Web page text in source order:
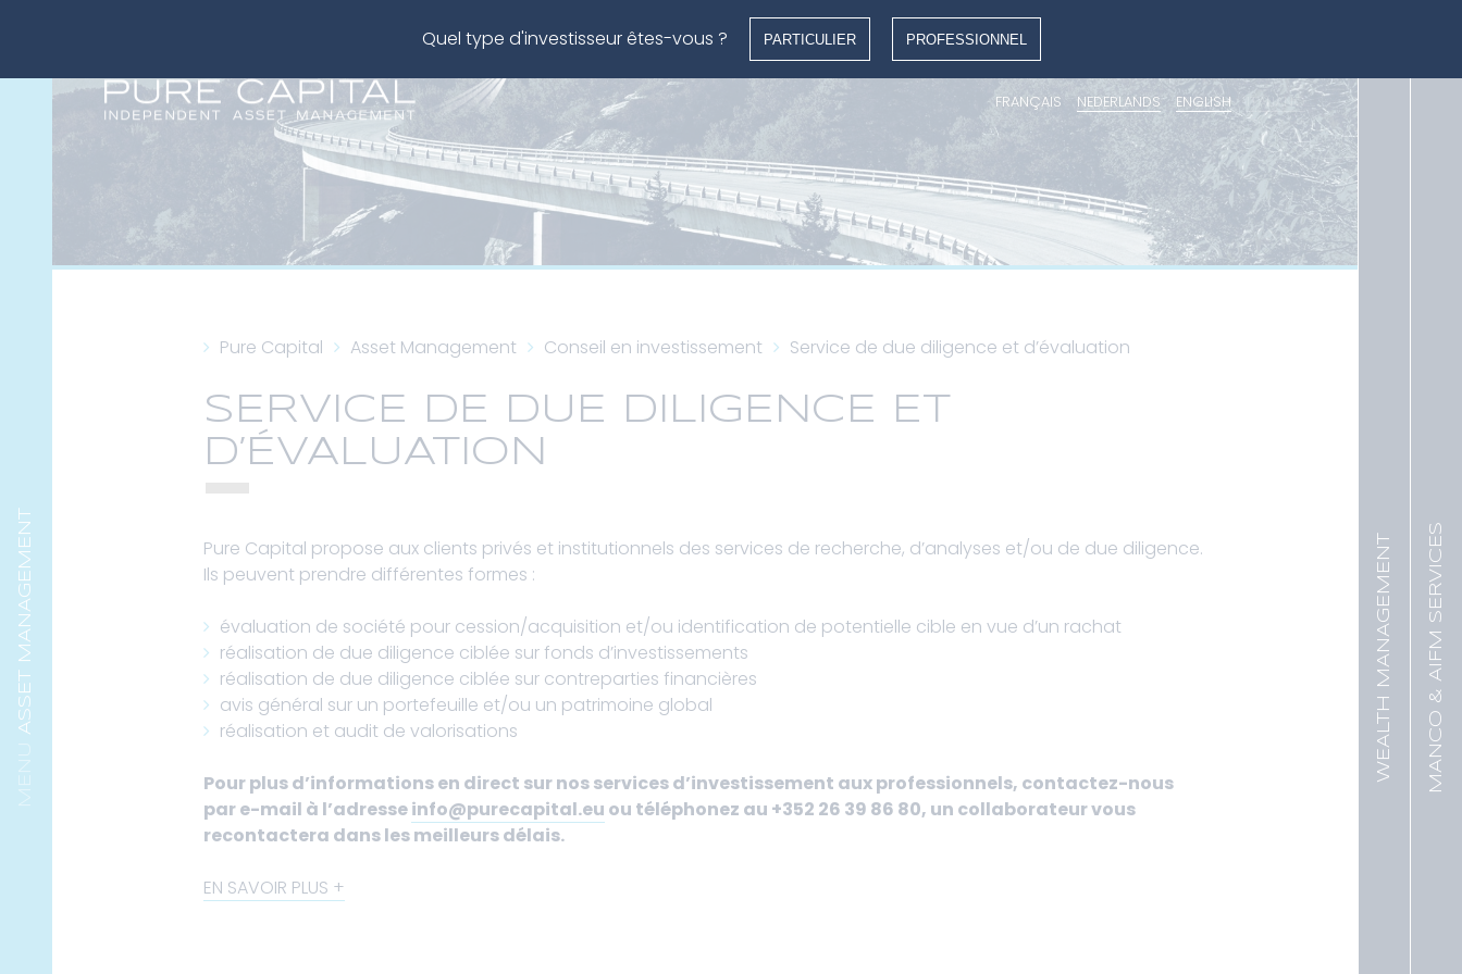
ASSET MANAGEMENT WEALTH MANAGEMENTMANCO & AIFM SERVICES
FRANÇAIS NEDERLANDS ENGLISH ITALIANO
Pure Capital Asset Management Conseil en investissement Service de due diligence et d’évaluation
SERVICE DE DUE DILIGENCE ET
D’ÉVALUATION
Pure Capital propose aux clients privés et institutionnels des services de recherche, d’analyses et/ou de due diligence.
Ils peuvent prendre différentes formes :
évaluation de société pour cession/acquisition et/ou identification de potentielle cible en vue d’un rachat
réalisation de due diligence ciblée sur fonds d’investissements
réalisation de due diligence ciblée sur contreparties financières
avis général sur un portefeuille et/ou un patrimoine global
réalisation et audit de valorisations
Pour plus d’informations en direct sur nos services d’investissement aux professionnels, contactez-nous
par e-mail à l’adresseinfo@purecapital.eu ou téléphonez au +352 26 39 86 80, un collaborateur vous
recontactera dans les meilleurs délais.
EN SAVOIR PLUS
Quel type d'investisseur êtes-vous ? PARTICULIER PROFESSIONNEL